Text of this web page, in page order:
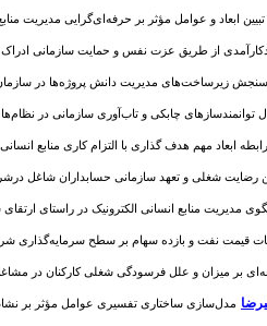
تبیین ابعاد و عوامل مؤثر بر حرفه‌ای‌گرایی مدیریت منابع
از طریق عزت نفس و حمایت سازمانی ادراک شده
زیرساخت‌های مدیریت دانش پروژه‌ها در سازمان‌های
چابکی و تاب‌آوری سازمانی در نظام‌های
ابعاد مهم هدف گذاری با التزام کاری منابع انسانی
رضایت شغلی و تعهد سازمانی حسابداران شاغل درشرکت
مدیریت منابع انسانی الکترونیک در راستای ارتقای سلامت
قیمت نفت و بازده سهام بر سطح سرمایه‌گذاری شرکت‌ها [سال
بر میزان و علل فرسودگی شغلی کارکنان در مشاغل
مدل‌سازی ساختاری تفسیری عوامل مؤثر بر نشاط